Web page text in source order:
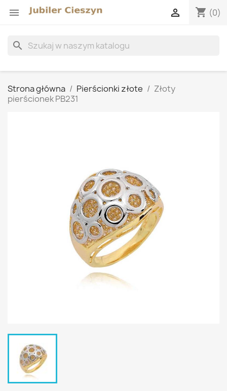
 shopping_cart (0)

search
Strona główna Pierścionki złote
Złoty
pierścionek PB231